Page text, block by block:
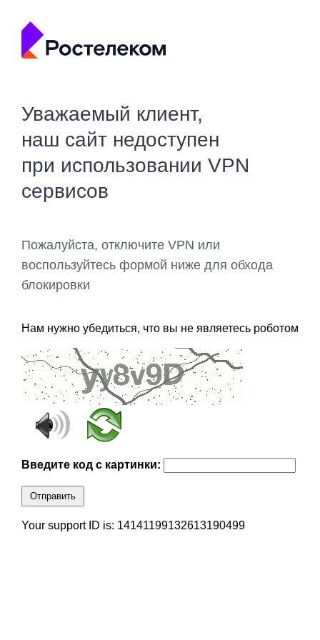
Уважаемый клиент,
наш сайт недоступен
при использовании VPN
сервисов
Пожалуйста, отключите VPN или
воспользуйтесь формой ниже для обхода
блокировки
Нам нужно убедиться, что вы не являетесь роботом
Введите код с картинки:
Отправить
Your support ID is: 14141199132613190499